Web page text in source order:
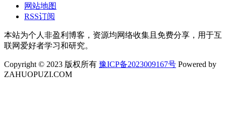
网站地图
RSS订阅
本站为个人非盈利博客，资源均网络收集且免费分享，用于互
联网爱好者学习和研究。
Copyright © 2023 版权所有 豫ICP备2023009167号 Powered by
ZAHUOPUZI.COM